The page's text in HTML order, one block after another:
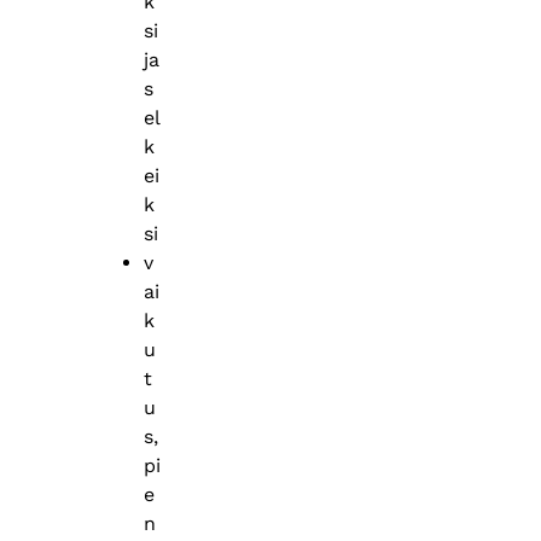
si
ja
s
el
k
ei
k
si
v
ai
k
u
t
u
s,
pi
e
n